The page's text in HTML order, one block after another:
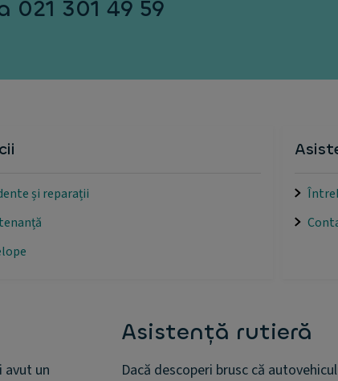
301 49 59
și reparații
avut un
Asistență rutieră
Dacă descoperi brusc că